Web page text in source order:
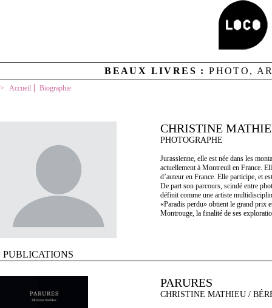
BEAUX LIVRES :PHOTO,
Accueil Biographie
CHRISTINE
PHOTOGRAPHE
Jurassienne, elle est née dans les
actuellement à Montreuil en France.
d’auteur en France. Elle participe, et
De part son parcours, scindé entre
définit comme une artiste
«Paradis perdu» obtient le grand prix
Montrouge, la finalité de ses
PUBLICATIONS
PARURES
CHRISTINE MATHIEU /